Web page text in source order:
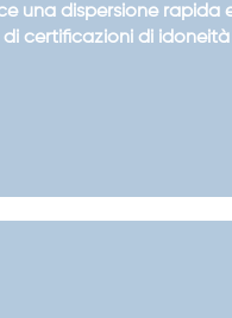
una dispersione rapida
certificazioni di